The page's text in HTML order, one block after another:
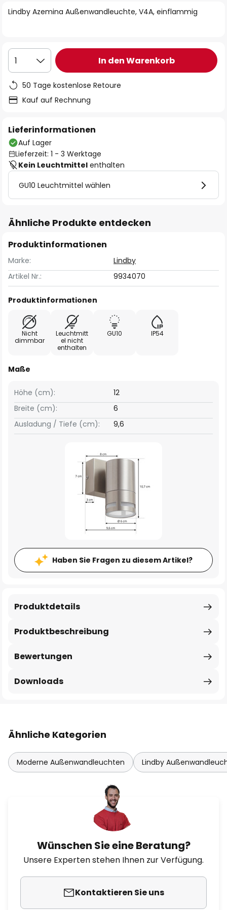
Lindby Azemina Außenwandleuchte, V4A, einflammig
1 In den Warenkorb
50 Tage kostenlose Retoure
Kauf auf Rechnung
Lieferinformationen
Auf Lager
Lieferzeit: 1 - 3 Werktage
Kein Leuchtmittel enthalten
GU10 Leuchtmittel wählen
Ähnliche Produkte entdecken
Produktinformationen
Marke:
Lindby
Artikel Nr.:
9934070
Produktinformationen
Nicht
dimmbar
Leuchtmitt
el nicht
enthalten
GU10 IP54
Maße
Breite (cm): 6
Höhe (cm): 12
Ausladung / Tiefe (cm): 9,6
Haben Sie Fragen zu diesem Artikel?
Produktbeschreibung
Produktdetails
Bewertungen
Downloads
Ähnliche Kategorien
Moderne Außenwandleuchten Lindby
Wünschen Sie eine Beratung?
Unsere Experten stehen Ihnen zur Verfügung.
Kontaktieren Sie uns